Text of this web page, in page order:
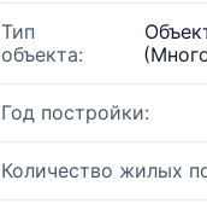
Тип
объекта:
Год постройки:
Количество жилых